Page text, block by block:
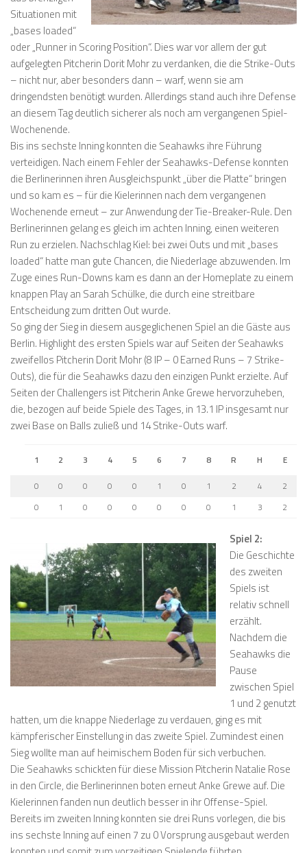
Situationen mit
„bases loaded“
oder „Runner in Scoring Position“. Dies war vor allem der gut
aufgelegten Pitcherin Dorit Mohr zu verdanken, die die Strike-Outs
– nicht nur, aber besonders dann – warf, wenn sie am
dringendsten benötigt wurden. Allerdings stand auch ihre Defense
an diesem Tag deutlich sicherer als noch am vergangenen Spiel-
Wochenende.
Bis ins sechste Inning konnten die Seahawks ihre Führung
verteidigen. Nach einem Fehler der Seahawks-Defense konnten
die Berlinerinnen ihren Ausgleichspunkt „über die Platte“ bringen
und so kam es – für die Kielerinnen nach dem vergangenen
Wochenende erneut – zur Anwendung der Tie-Breaker-Rule. Den
Berlinerinnen gelang es gleich im achten Inning, einen weiteren
Run zu erzielen. Nachschlag Kiel: bei zwei Outs und mit „bases
loaded“ hatte man gute Chancen, die Niederlage abzuwenden. Im
Zuge eines Run-Downs kam es dann an der Homeplate zu einem
knappen Play an Sarah Schülke, die durch eine streitbare
Entscheidung zum dritten Out wurde.
So ging der Sieg in diesem ausgeglichenen Spiel an die Gäste aus
Berlin. Highlight des ersten Spiels war auf Seiten der Seahawks
zweifellos Pitcherin Dorit Mohr (8 IP – 0 Earned Runs – 7 Strike-
Outs), die für die Seahawks dazu den einzigen Punkt erzielte. Auf
Seiten der Challengers ist Pitcherin Anke Grewe hervorzuheben,
die, bezogen auf beide Spiele des Tages, in 13.1 IP insgesamt nur
zwei Base on Balls zuließ und 14 Strike-Outs warf.
1 2 3 4 5 6 7 8 R H
E
0
0 0 0 0 1 0 1 2 4
2
0
1 0 0 0 0 0 0 1 3 2
Spiel 2:
Die Geschichte
des zweiten
Spiels ist
relativ schnell
erzählt.
Nachdem die
Seahawks die
Pause
zwischen Spiel
1 und 2 genutzt
hatten, um die knappe Niederlage zu verdauen, ging es mit
kämpferischer Einstellung in das zweite Spiel. Zumindest einen
Sieg wollte man auf heimischem Boden für sich verbuchen.
Die Seahawks schickten für diese Mission Pitcherin Natalie Rose
in den Circle, die Berlinerinnen boten erneut Anke Grewe auf. Die
Kielerinnen fanden nun deutlich besser in ihr Offense-Spiel.
Bereits im zweiten Inning konnten sie drei Runs vorlegen, die bis
ins sechste Inning auf einen 7 zu 0 Vorsprung ausgebaut werden